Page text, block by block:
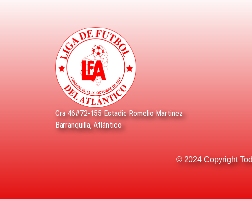
Cra 46#72-155 Estadio Romelio Martinez
Barranquilla, Atlántico
© 2024 Copyright